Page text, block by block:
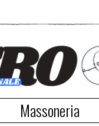
Massoneria